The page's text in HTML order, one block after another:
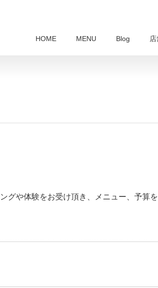
HOME MENU Blog
グや体験をお受け頂き、メニュー、予算